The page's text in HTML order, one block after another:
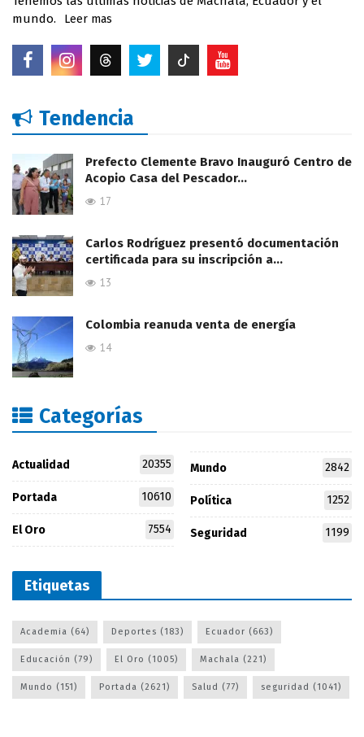
mundo.
Leer mas
Tendencia
Prefecto Clemente Bravo Inauguró Centro de
Acopio Casa del Pescador…
17
Carlos Rodríguez presentó documentación
certificada para su inscripción a…
13
Colombia reanuda venta de energía
14
Categorías
Actualidad 20355
Portada 10610
El Oro 7554
Mundo 2842
Política 1252
Seguridad 1199
Etiquetas
Academia (64) Deportes (183) Ecuador (663)
Educación (79) El Oro (1005) Machala (221)
Mundo (151) Portada (2621) Salud (77) seguridad (1041)